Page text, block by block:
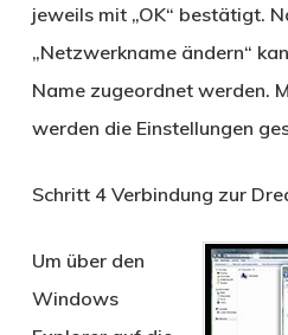
jeweils mit „OK“ bestätigt.
„Netzwerkname ändern“
Name zugeordnet werden.
werden die Einstellungen
Schritt 4Verbindung zur
Um über den
Windows